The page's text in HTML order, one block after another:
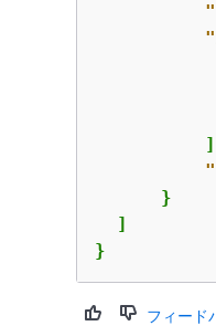
      }
  ]
}
フィード